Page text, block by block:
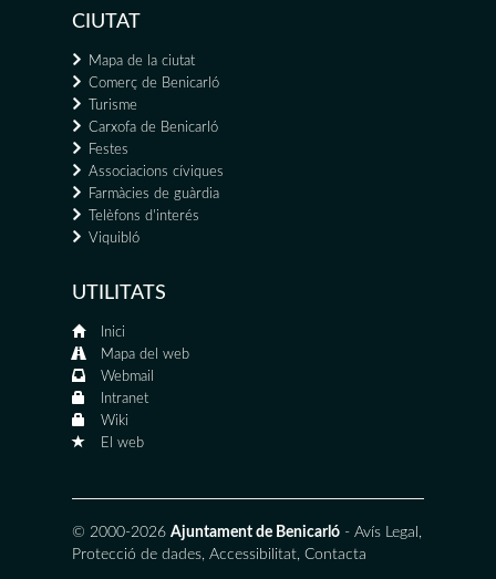
CIUTAT
Mapa de la ciutat
Comerç de Benicarló
Turisme
Carxofa de Benicarló
Festes
Associacions cíviques
Farmàcies de guàrdia
Telèfons d'interés
Viquibló
UTILITATS
Inici
Mapa del web
Webmail
Intranet
Wiki
El web
© 2000-2026 Ajuntament de Benicarló - Avís Legal ,
Protecció de dades, Accessibilitat, Contacta